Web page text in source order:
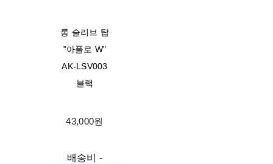
롱 슬리브 탑
"아폴로 W"
AK-LSV003
블랙
43,000원
배송비 -